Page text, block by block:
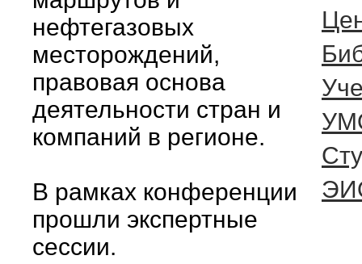
нефтегазовых
месторождений,
правовая основа
деятельности стран и
компаний в регионе.
В рамках конференции
прошли экспертные
сессии.